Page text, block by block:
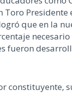
Presidente
que en la
constituyente,